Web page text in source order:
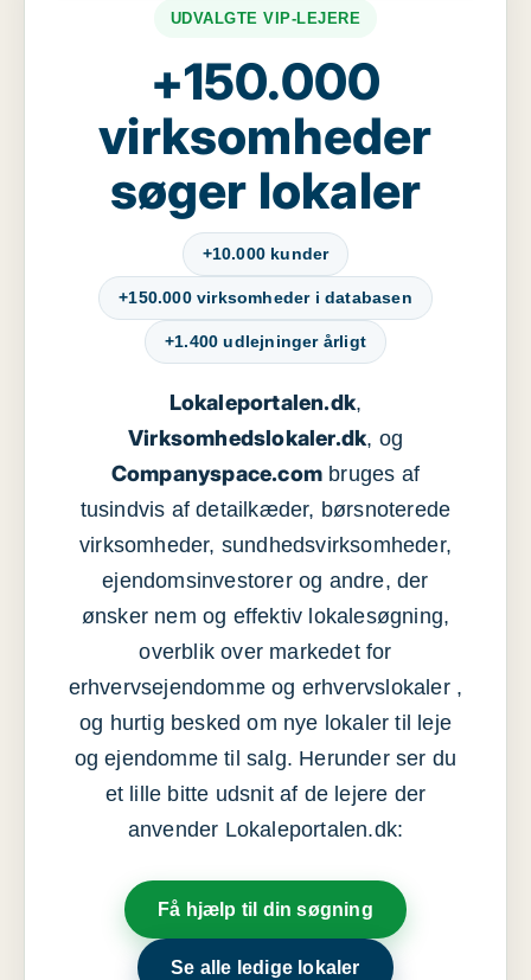
UDVALGTE VIP-LEJERE
+150.000
virksomheder
søger lokaler
+10.000 kunder
+150.000 virksomheder i databasen
+1.400 udlejninger årligt
Lokaleportalen.dk,
Virksomhedslokaler.dk, og
Companyspace.com bruges af
tusindvis af detailkæder, børsnoterede
virksomheder, sundhedsvirksomheder,
ejendomsinvestorer og andre, der
ønsker nem og effektiv lokalesøgning,
overblik over markedet for
erhvervsejendomme og erhvervslokaler ,
og hurtig besked om nye lokaler til leje
og ejendomme til salg. Herunder ser du
et lille bitte udsnit af de lejere der
anvender Lokaleportalen.dk:
Få hjælp til din søgning
Se alle ledige lokaler